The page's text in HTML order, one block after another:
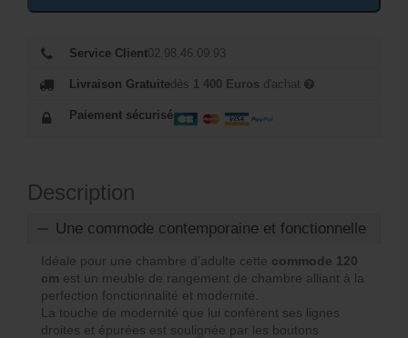
Service Client02.98.46.09.93
Livraison Gratuitedès 1 400 Euros d'achat
Paiement sécurisé
Description
Une commode contemporaine et fonctionnelle
Idéale pour une chambre d’adulte cette commode 120
cm est un meuble de rangement de chambre alliant à la
perfection fonctionnalité et modernité.
La touche de modernité que lui confèrent ses lignes
droites et épurées est soulignée par les boutons